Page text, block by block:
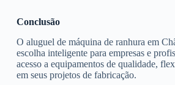
Conclusão
O aluguel de máquina de ranhura em
escolha inteligente para empresas e
acesso a equipamentos de qualidade,
em seus projetos de fabricação.